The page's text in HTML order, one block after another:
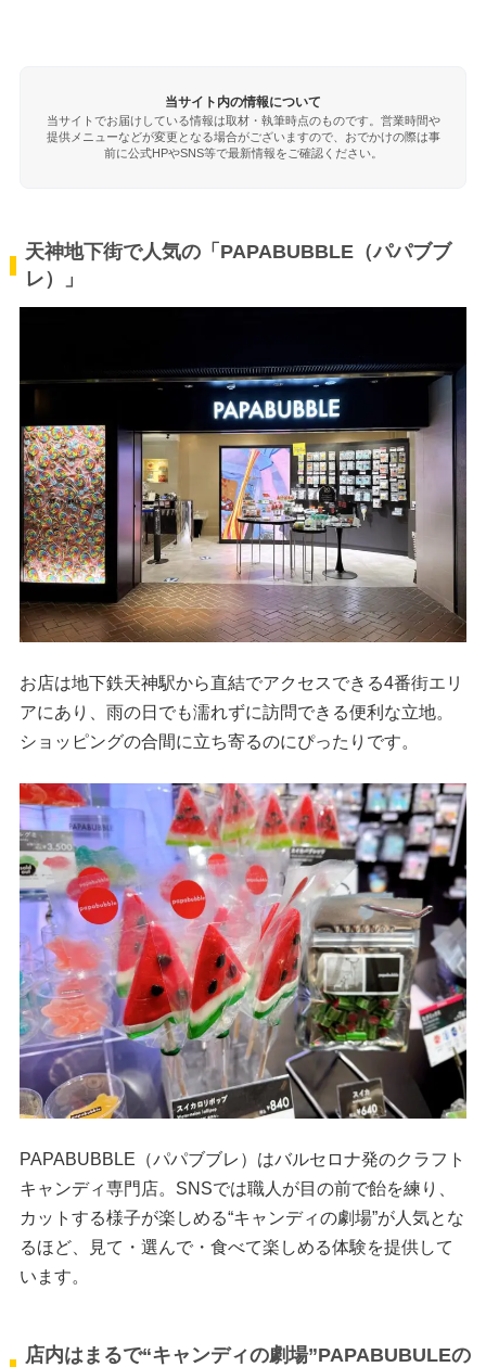
当サイト内の情報について
当サイトでお届けしている情報は取材・執筆時点のものです。営業時間や
提供メニューなどが変更となる場合がございますので、おでかけの際は事
前に公式HPやSNS等で最新情報をご確認ください。
天神地下街で人気の「PAPABUBBLE（パパブブ
レ）」
お店は地下鉄天神駅から直結でアクセスできる4番街エリ
アにあり、雨の日でも濡れずに訪問できる便利な立地。
ショッピングの合間に立ち寄るのにぴったりです。
PAPABUBBLE（パパブブレ）はバルセロナ発のクラフト
キャンディ専門店。SNSでは職人が目の前で飴を練り、
カットする様子が楽しめる“キャンディの劇場”が人気とな
るほど、見て・選んで・食べて楽しめる体験を提供して
います。
店内はまるで“キャンディの劇場”PAPABUBULEの